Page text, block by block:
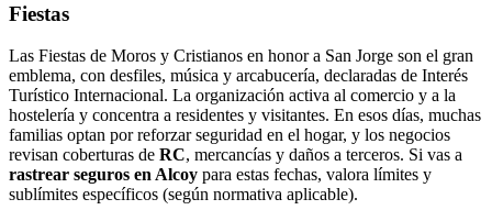
Fiestas
Las Fiestas de Moros y Cristianos en honor a San Jorge son el gran
emblema, con desfiles, música y arcabucería, declaradas de Interés
Turístico Internacional. La organización activa al comercio y a la
hostelería y concentra a residentes y visitantes. En esos días, muchas
familias optan por reforzar seguridad en el hogar, y los negocios
revisan coberturas de RC, mercancías y daños a terceros. Si vas a
rastrear seguros en Alcoy para estas fechas, valora límites y
sublímites específicos (según normativa aplicable).